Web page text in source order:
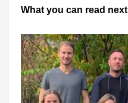
What you can read next